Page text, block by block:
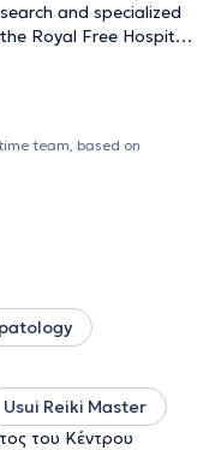
and specialized
Royal Free Hospital
a particular interest in
collaborates
the Athenian Clinic,
services
team, based on
Usui Reiki Master
του Κέντρου